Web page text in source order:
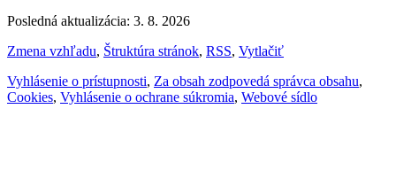
Posledná aktualizácia: 3. 8. 2026
Zmena vzhľadu, Štruktúra stránok, RSS, Vytlačiť
Vyhlásenie o prístupnosti, Za obsah zodpovedá správca obsahu,
Cookies, Vyhlásenie o ochrane súkromia, Webové sídlo